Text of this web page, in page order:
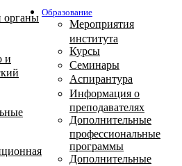
органы
и
Образование
Мероприятия
института
Курсы
Семинары
Аспирантура
Информация о
преподавателях
Дополнительные
профессиональные
программы
Дополнительные